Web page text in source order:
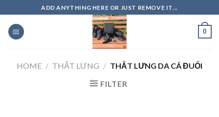
to
content
ADD ANYTHING HERE OR JUST REMOVE IT...
0
HOME / THẮT LƯNG / THẮT LƯNG DA CÁ ĐUỐI
FILTER